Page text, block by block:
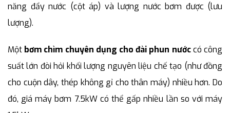
năng đẩy nước (cột áp) và lượng nước bơm được (lưu
lượng).
Một bơm chìm chuyên dụng cho đài phun nướccó công
suất lớn đòi hỏi khối lượng nguyên liệu chế tạo (như đồng
cho cuộn dây, thép không gỉ cho thân máy) nhiều hơn. Do
đó, giá máy bơm 7.5kW có thể gấp nhiều lần so với máy